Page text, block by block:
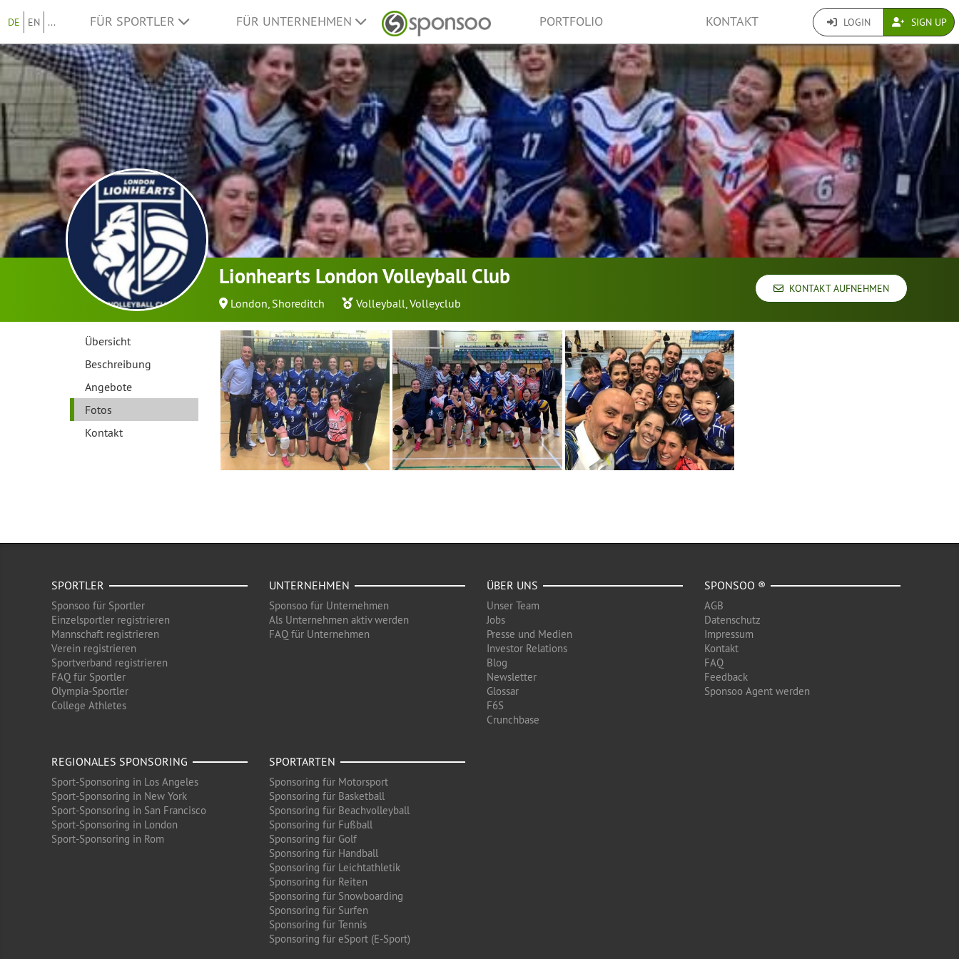
DE EN ... FÜR SPORTLER FÜR UNTERNEHMEN PORTFOLIO KONTAKT LOGIN SIGN UP
Lionhearts London Volleyball Club
London, Shoreditch Volleyball,Volleyclub
KONTAKT AUFNEHMEN
Übersicht
Beschreibung
Angebote
Fotos
Kontakt
SPORTLER
Sponsoo für Sportler
Einzelsportler registrieren
Mannschaft registrieren
Verein registrieren
Sportverband registrieren
FAQ für Sportler
Olympia-Sportler
College Athletes
UNTERNEHMEN
Sponsoo für Unternehmen
Als Unternehmen aktiv werden
FAQ für Unternehmen
ÜBER UNS
Unser Team
Jobs
Presse und Medien
Investor Relations
Blog
Newsletter
Glossar
F6S
Crunchbase
SPONSOO ®
AGB
Datenschutz
Impressum
Kontakt
FAQ
Feedback
Sponsoo Agent werden
REGIONALES SPONSORING
Sport-Sponsoring in Los Angeles
Sport-Sponsoring in New York
Sport-Sponsoring in San Francisco
Sport-Sponsoring in London
Sport-Sponsoring in Rom
SPORTARTEN
Sponsoring für Motorsport
Sponsoring für Basketball
Sponsoring für Beachvolleyball
Sponsoring für Fußball
Sponsoring für Golf
Sponsoring für Handball
Sponsoring für Leichtathletik
Sponsoring für Reiten
Sponsoring für Snowboarding
Sponsoring für Surfen
Sponsoring für Tennis
Sponsoring für eSport (E-Sport)